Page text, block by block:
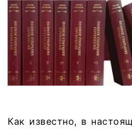
Как известно, в